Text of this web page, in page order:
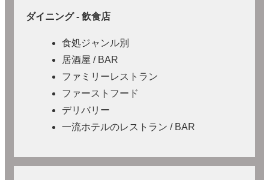
ダイニング - 飲食店
食処ジャンル別
居酒屋 / BAR
ファミリーレストラン
ファーストフード
デリバリー
一流ホテルのレストラン / BAR